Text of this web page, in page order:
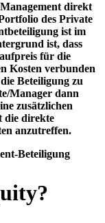
direkt
des Private
ist im
ist, dass
für die
Kosten verbunden
Beteiligung zu
Manager dann
zusätzlichen
die direkte
anzutreffen.